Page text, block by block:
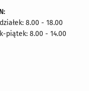
8.00 - 18.00
piątek: 8.00 - 14.00